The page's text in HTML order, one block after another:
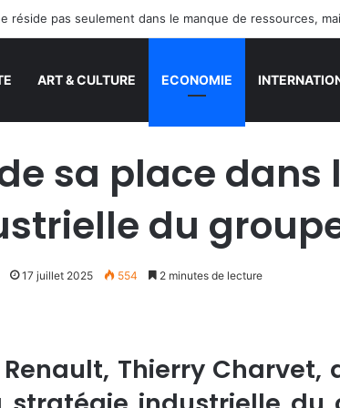
ART & CULTURE ECONOMIE
sa place dans
du
17 juillet 2025 554 2 minutes de lecture
Thierry